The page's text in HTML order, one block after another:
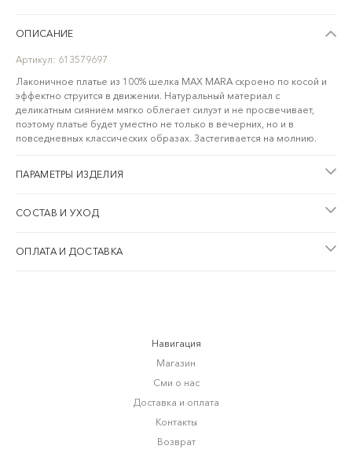
ОПИСАНИЕ
Артикул: 613579697
Лаконичное платье из 100% шелка MAX MARA скроено по косой и
эффектно струится в движении. Натуральный материал с
деликатным сиянием мягко облегает силуэт и не просвечивает,
поэтому платье будет уместно не только в вечерних, но и в
повседневных классических образах. Застегивается на молнию.
ПАРАМЕТРЫ ИЗДЕЛИЯ
СОСТАВ И УХОД
ОПЛАТА И ДОСТАВКА
Навигация
Магазин
Сми о нас
Доставка и оплата
Контакты
Возврат